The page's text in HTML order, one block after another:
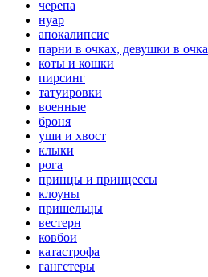
черепа
нуар
апокалипсис
парни в очках, девушки в
коты и кошки
пирсинг
татуировки
военные
броня
уши и хвост
клыки
рога
принцы и принцессы
клоуны
пришельцы
вестерн
ковбои
катастрофа
гангстеры